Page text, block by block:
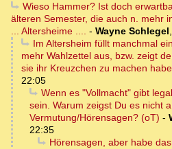
Wieso Hammer? Ist doch
älteren Semester, die auch n. mehr
... Altersheime .... - Wayne Schlegel,
Im Altersheim füllt manchmal
mehr Wahlzettel aus, bzw. zeigt
sie ihr Kreuzchen zu machen
22:05
Wenn es "Vollmacht" gibt
sein. Warum zeigst Du es nicht
Vermutung/Hörensagen? (oT) -
22:35
Hörensagen, aber habe